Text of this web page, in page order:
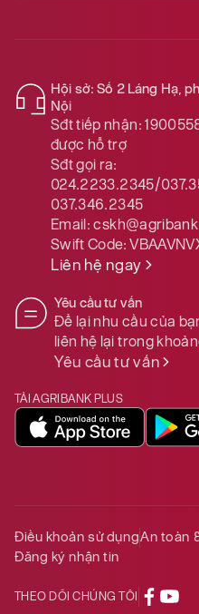
Hội sở: Số 2 Láng Hạ,
Nội
Sđt tiếp nhận:
được hỗ trợ
Sđt gọi ra:
024.2233.2345/
037.346.2345
Email:
Swift Code:
Liên hệ ngay
Yêu cầu tư vấn
Để lại nhu cầu của
liên hệ lại trong
Yêu cầu tư vấn
TẢI AGRIBANK PLUS
Điều khoản sử dụngAn toàn
Đăng ký nhận tin
THEO DÕI CHÚNG TÔI